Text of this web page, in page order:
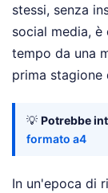
stessi, senza
social media,
tempo da una
prima stagione
💡 Potrebbe
formato a4
In un'epoca di